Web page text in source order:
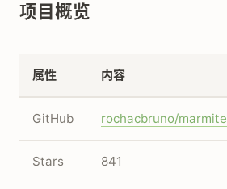
项目概览
属性 内容
GitHub rochacbruno/marmite
Stars 841